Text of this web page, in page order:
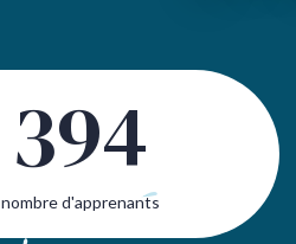
394
nombre d'apprenants